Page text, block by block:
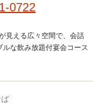
0722
見える広々空間で、会話
な飲み放題付宴会コース